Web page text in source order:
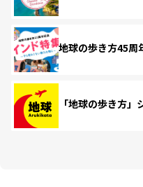
地球の歩き方45周
「地球の歩き方